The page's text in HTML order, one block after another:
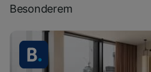
Besonderem